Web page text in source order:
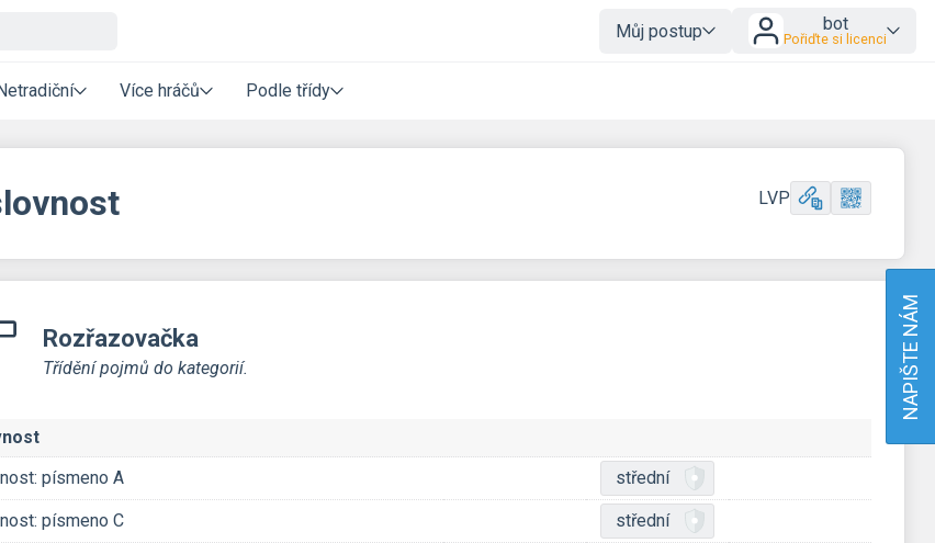
Můj postup bot
Pořiďte si licenci
Více hráčů Podle třídy
LVP
Rozřazovačka
Třídění pojmů do kategorií.
písmeno A
střední
písmeno C střední
NAPIŠTE NÁM